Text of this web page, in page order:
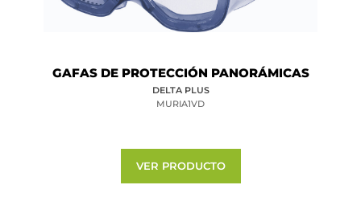
GAFAS DE PROTECCIÓN PANORÁMICAS
DELTA PLUS
MURIA1VD
VER PRODUCTO